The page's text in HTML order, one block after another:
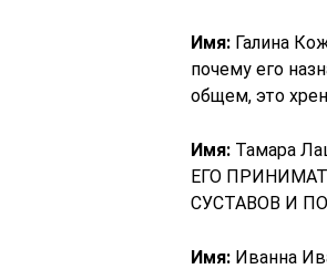
Имя: Галина
почему его
общем, это
Имя: Тамара
ЕГО
СУСТАВОВ И
Имя: Иванна